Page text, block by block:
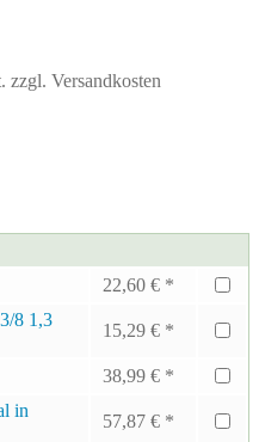
zzgl. Versandkosten
22,60 € *
8 1,3
15,29 € *
38,99 € *
in
57,87 € *